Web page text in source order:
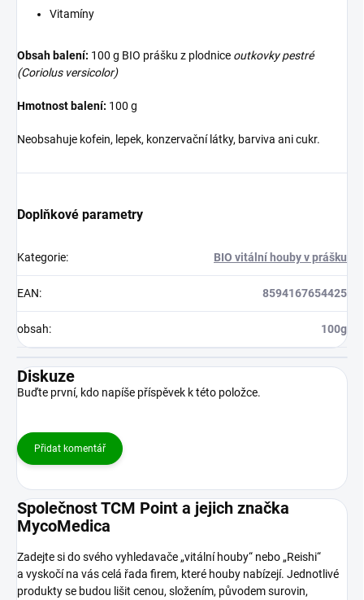
Vitamíny
Obsah balení: 100 g BIO prášku z plodnice outkovky pestré
(Coriolus versicolor)
Hmotnost balení: 100 g
Neobsahuje kofein, lepek, konzervační látky, barviva ani cukr.
Doplňkové parametry
Kategorie: BIO vitální houby v prášku
EAN: 8594167654425
obsah: 100g
Diskuze
Buďte první, kdo napíše příspěvek k této položce.
Přidat komentář
Společnost TCM Point a jejich značka
MycoMedica
Zadejte si do svého vyhledavače „vitální houby“ nebo „Reishi“
a vyskočí na vás celá řada firem, které houby nabízejí. Jednotlivé
produkty se budou lišit cenou, složením, původem surovin,